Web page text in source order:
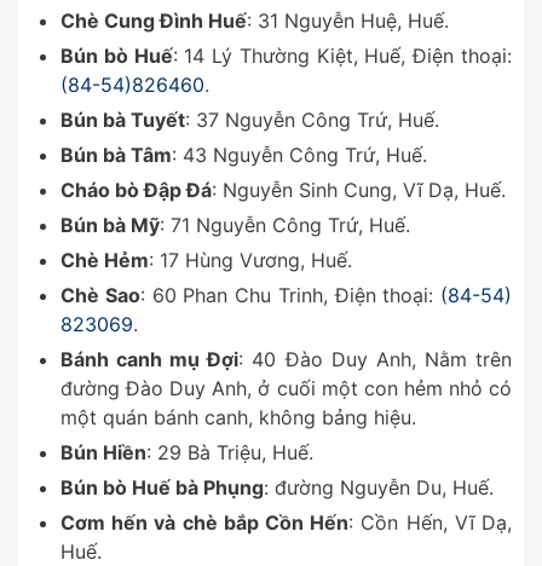
Chè Cung Đình Huế: 31 Nguyễn Huệ, Huế.
Bún bò Huế: 14 Lý Thường Kiệt, Huế, Điện thoại:
(84-54)826460.
Bún bà Tuyết: 37 Nguyễn Công Trứ, Huế.
Bún bà Tâm: 43 Nguyễn Công Trứ, Huế.
Cháo bò Đập Đá: Nguyễn Sinh Cung, Vĩ Dạ, Huế.
Bún bà Mỹ: 71 Nguyễn Công Trứ, Huế.
Chè Hẻm: 17 Hùng Vương, Huế.
Chè Sao: 60 Phan Chu Trinh, Điện thoại: (84-54)
823069.
Bánh canh mụ Đợi: 40 Đào Duy Anh, Nằm trên
đường Đào Duy Anh, ở cuối một con hẻm nhỏ có
một quán bánh canh, không bảng hiệu.
Bún Hiền: 29 Bà Triệu, Huế.
Bún bò Huế bà Phụng: đường Nguyễn Du, Huế.
Cơm hến và chè bắp Cồn Hến: Cồn Hến, Vĩ Dạ,
Huế.